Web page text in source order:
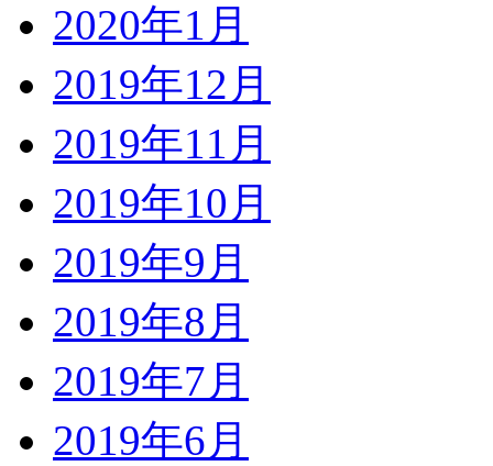
2020年1月
2019年12月
2019年11月
2019年10月
2019年9月
2019年8月
2019年7月
2019年6月